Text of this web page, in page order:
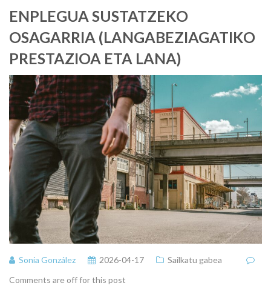
ENPLEGUA SUSTATZEKO
OSAGARRIA (LANGABEZIAGATIKO
PRESTAZIOA ETA LANA)
Sonia González 2026-04-17
Sailkatu gabea
Comments are off for this post